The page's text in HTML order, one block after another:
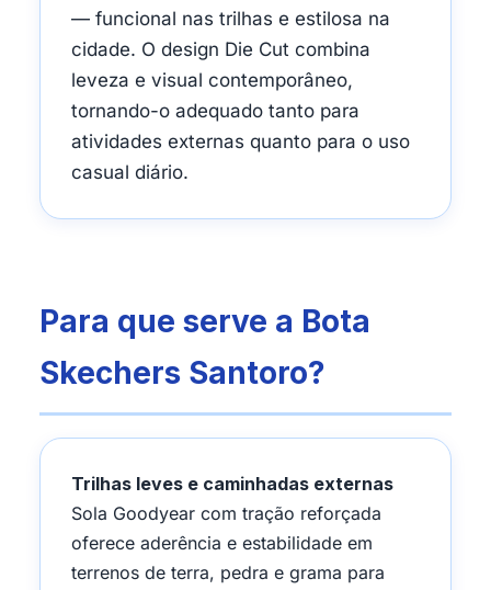
— funcional nas trilhas e estilosa na
cidade. O design Die Cut combina
leveza e visual contemporâneo,
tornando-o adequado tanto para
atividades externas quanto para o uso
casual diário.
Para que serve a Bota
Skechers Santoro?
Trilhas leves e caminhadas externas
Sola Goodyear com tração reforçada
oferece aderência e estabilidade em
terrenos de terra, pedra e grama para